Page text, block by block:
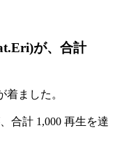
が、合計
ました。
合計 1,000 再生を達